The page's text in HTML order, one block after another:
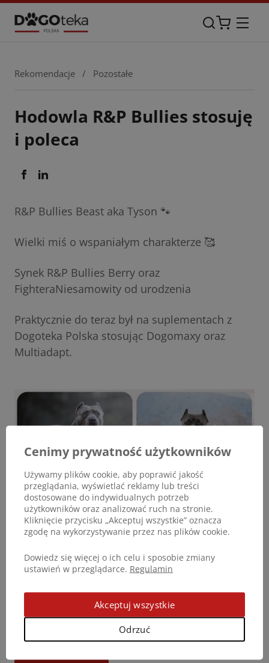
Rekomendacje / Pozostałe
Hodowla R&P Bullies stosuję
i poleca
R&P Bullies Beast aka Tyson 🐾
Wielki miś o wspaniałym charakterze 🥰
Synek R&P Bullies Berry oraz
FighteraNiesamowity od urodzenia
Praktycznie do teraz był na suplementach z
Dogoteka Polska stosując Dogomaxy oraz
Multiadapt.
Cenimy prywatność użytkowników
Używamy plików cookie, aby poprawić jakość
przeglądania, wyświetlać reklamy lub treści
dostosowane do indywidualnych potrzeb
użytkowników oraz analizować ruch na stronie.
Kliknięcie przycisku „Akceptuj wszystkie” oznacza
zgodę na wykorzystywanie przez nas plików cookie.
Dowiedz się więcej o ich celu i sposobie zmiany
ustawień w przeglądarce. Regulamin
Odrzuć
Akceptuj wszystkie